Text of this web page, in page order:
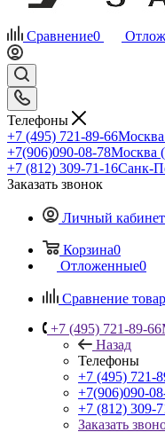
Сравнение0
Телефоны
+7 (495) 721-89-66
+7(906)090-08-78Москва
+7 (812) 309-71-16Санк-
Заказать звонок
Личный кабинет
Корзина0
Отложенные0
Сравнение
+7 (495) 721-89-66
Назад
Телефоны
+7 (495) 721-
+7(906)090-
+7 (812) 309-
Заказать